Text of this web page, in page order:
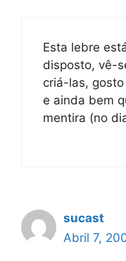
Esta lebre
disposto, vê-
criá-las,
e ainda bem
mentira (no
sucast
Abril 7,